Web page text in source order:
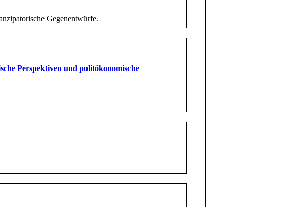
Gegenentwürfe.
Perspektiven und politökonomische